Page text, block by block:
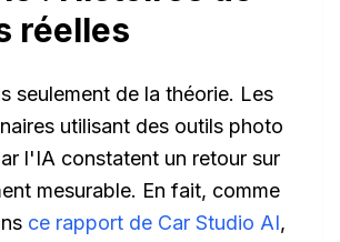
réelles
seulement de la théorie. Les
utilisant des outils photo
l'IA constatent un retour sur
mesurable. En fait, comme
ce rapport de Car Studio AI,